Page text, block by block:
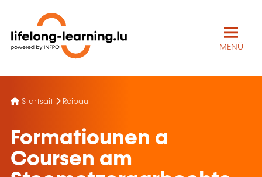
MENÜ
Startsäit Réibau
Formatiounen a
Coursen am